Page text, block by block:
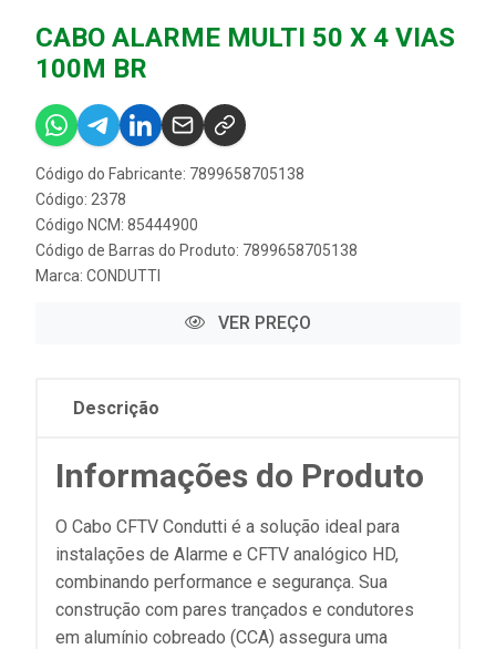
CABO ALARME MULTI 50 X 4 VIAS
100M BR
Código do Fabricante: 7899658705138
Código: 2378
Código NCM: 85444900
Código de Barras do Produto: 7899658705138
Marca: CONDUTTI
VER PREÇO
Descrição
Informações do Produto
O Cabo CFTV Condutti é a solução ideal para
instalações de Alarme e CFTV analógico HD,
combinando performance e segurança. Sua
construção com pares trançados e condutores
em alumínio cobreado (CCA) assegura uma